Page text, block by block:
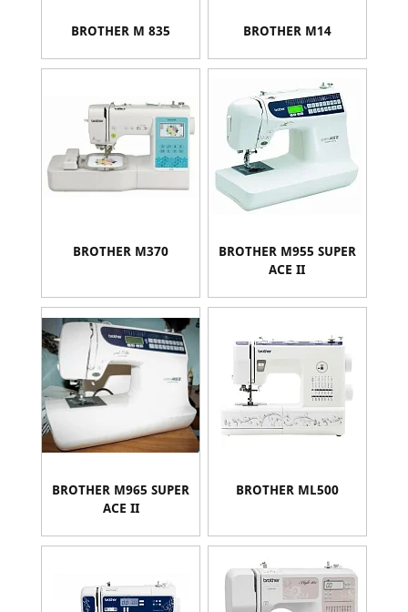
BROTHER M 835 BROTHER M14
BROTHER M370
BROTHER M955 SUPER
ACE II
BROTHER M965 SUPER
ACE II
BROTHER ML500